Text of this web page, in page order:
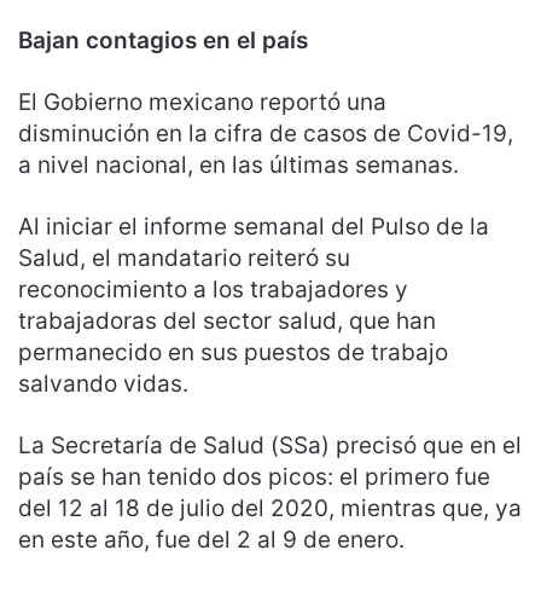
Bajan contagios en el país
El Gobierno mexicano reportó una
disminución en la cifra de casos de Covid-19,
a nivel nacional, en las últimas semanas.
Al iniciar el informe semanal del Pulso de la
Salud, el mandatario reiteró su
reconocimiento a los trabajadores y
trabajadoras del sector salud, que han
permanecido en sus puestos de trabajo
salvando vidas.
La Secretaría de Salud (SSa) precisó que en el
país se han tenido dos picos: el primero fue
del 12 al 18 de julio del 2020, mientras que, ya
en este año, fue del 2 al 9 de enero.